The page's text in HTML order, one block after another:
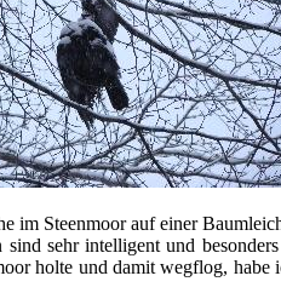
im Steenmoor auf einer
sehr intelligent und
holte und damit wegflog,